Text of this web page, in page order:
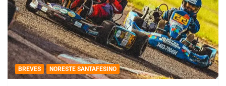
BREVES NORESTE SANTAFESINO